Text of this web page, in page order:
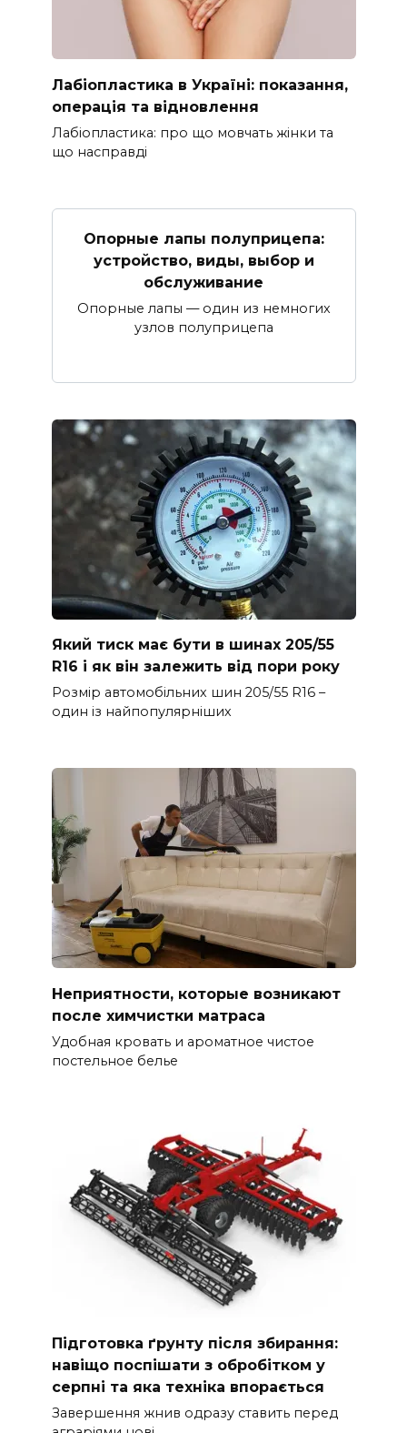
Лабіопластика в Україні: показання,
операція та відновлення
Лабіопластика: про що мовчать жінки та
що насправді
Опорные лапы полуприцепа:
устройство, виды, выбор и
обслуживание
Опорные лапы — один из немногих
узлов полуприцепа
Який тиск має бути в шинах 205/55
R16 і як він залежить від пори року
Розмір автомобільних шин 205/55 R16 –
один із найпопулярніших
Неприятности, которые возникают
после химчистки матраса
Удобная кровать и ароматное чистое
постельное белье
Підготовка ґрунту після збирання:
навіщо поспішати з обробітком у
серпні та яка техніка впорається
Завершення жнив одразу ставить перед